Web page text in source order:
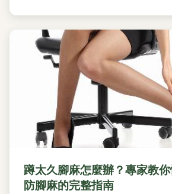
蹲太久腳麻怎麼辦？專家教
防腳麻的完整指南